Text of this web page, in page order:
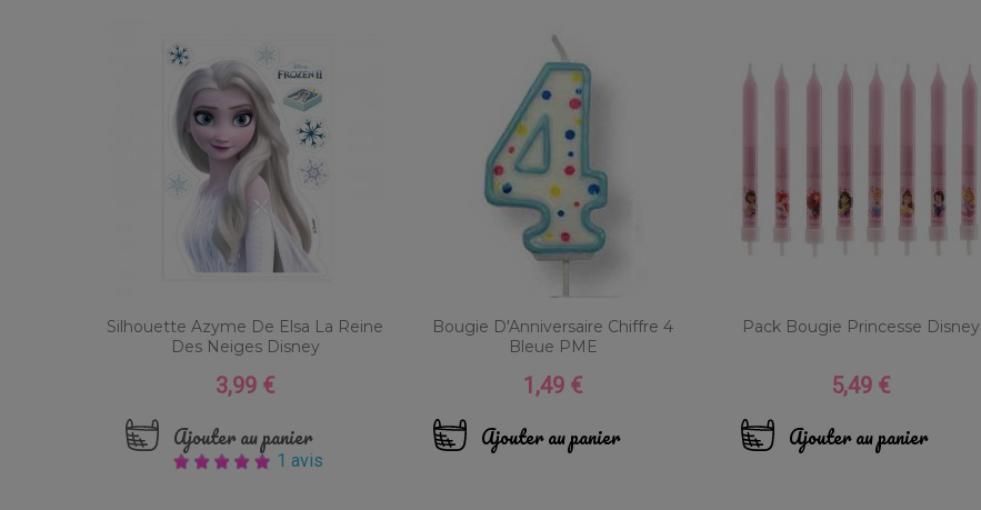
Silhouette Azyme De Elsa La Reine
Des Neiges Disney
Prix
3,99 €
Ajouter au panier
1 avis
Bougie D'Anniversaire Chiffre 4
Bleue PME
Prix
1,49 €
Ajouter au panier
Pack Bougie Princesse Disney
Prix
5,49 €
Ajouter au panier